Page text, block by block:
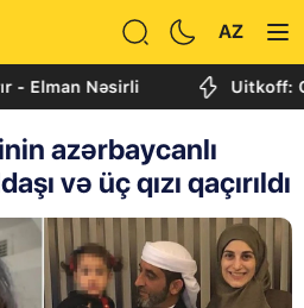
AZ
Nəsirli Uitkoff: Cənubi
azərbaycanlı
və üç qızı qaçırıldı